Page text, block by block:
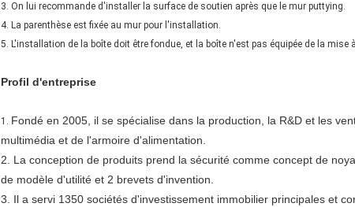
3. On lui recommande d'installer la surface de soutien après que le mur puttying.
4. La parenthèse est fixée au mur pour l'installation.
5. L'installation de la boîte doit être fondue, et la boîte n'est pas équipée de la mise
Profil d'entreprise
1. Fondé en 2005, il se spécialise dans la production, la R&D et les
multimédia et de l'armoire d'alimentation.
2. La conception de produits prend la sécurité comme concept de
de modèle d'utilité et 2 brevets d'invention.
3. Il a servi 1350 sociétés d'investissement immobilier principales et